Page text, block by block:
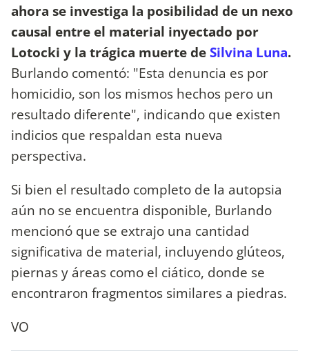
ahora se investiga la posibilidad de un nexo
causal entre el material inyectado por
Lotocki y la trágica muerte deSilvina Luna.
Burlando comentó: "Esta denuncia es por
homicidio, son los mismos hechos pero un
resultado diferente", indicando que existen
indicios que respaldan esta nueva
perspectiva.
Si bien el resultado completo de la autopsia
aún no se encuentra disponible, Burlando
mencionó que se extrajo una cantidad
significativa de material, incluyendo glúteos,
piernas y áreas como el ciático, donde se
encontraron fragmentos similares a piedras.
VO